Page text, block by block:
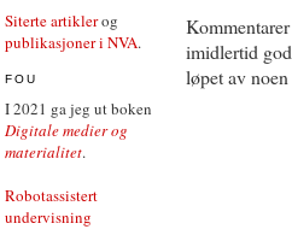
Siterte artiklerog
publikasjoner i NVA.
FOU
I 2021 ga jeg ut boken
Digitale medier og
materialitet.
Robotassistert
undervisning
imidlertid
løpet av